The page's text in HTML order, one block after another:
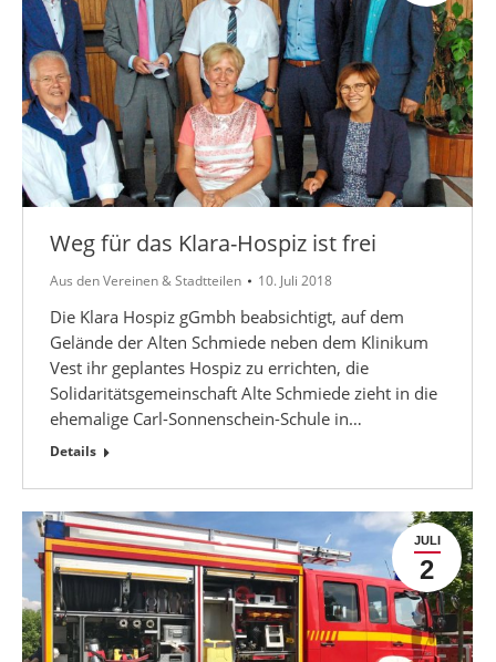
Weg für das Klara-Hospiz ist frei
Aus den Vereinen & Stadtteilen 10. Juli 2018
Die Klara Hospiz gGmbh beabsichtigt, auf dem
Gelände der Alten Schmiede neben dem Klinikum
Vest ihr geplantes Hospiz zu errichten, die
Solidaritätsgemeinschaft Alte Schmiede zieht in die
ehemalige Carl-Sonnenschein-Schule in…
Details
JULI
2